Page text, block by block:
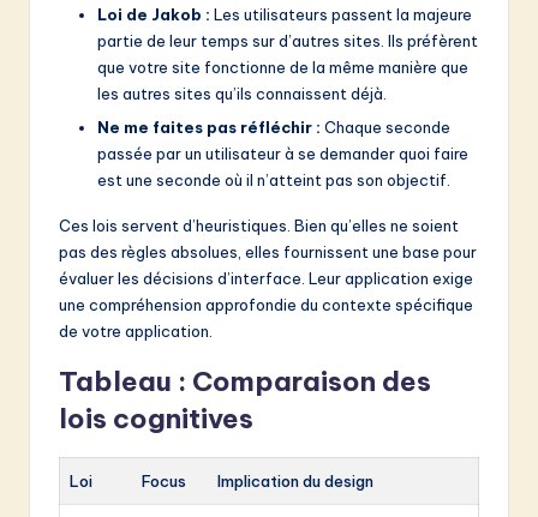
Loi de Jakob : Les utilisateurs passent la majeure
partie de leur temps sur d’autres sites. Ils préfèrent
que votre site fonctionne de la même manière que
les autres sites qu’ils connaissent déjà.
Ne me faites pas réfléchir : Chaque seconde
passée par un utilisateur à se demander quoi faire
est une seconde où il n’atteint pas son objectif.
Ces lois servent d’heuristiques. Bien qu’elles ne soient
pas des règles absolues, elles fournissent une base pour
évaluer les décisions d’interface. Leur application exige
une compréhension approfondie du contexte spécifique
de votre application.
Tableau : Comparaison des
lois cognitives
Loi Focus Implication du design